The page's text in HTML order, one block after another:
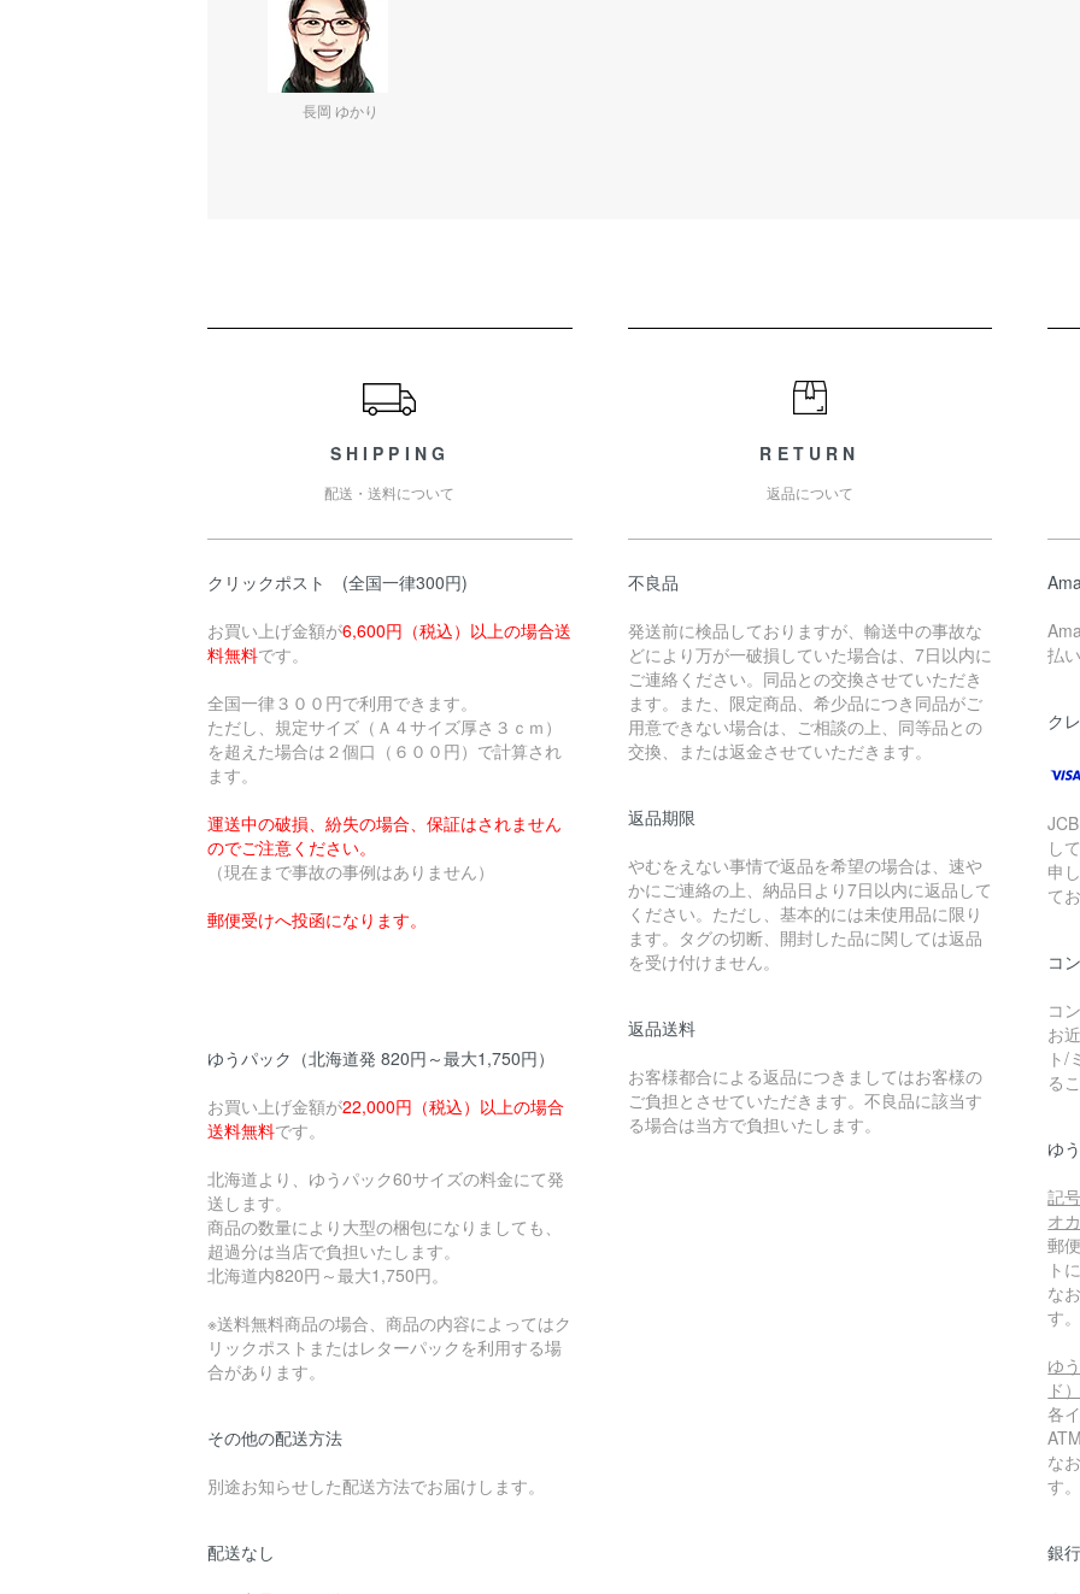
長岡 ゆかり
SHIPPING
配送・送料について
クリックポスト (全国一律300円)
お買い上げ金額が6,600円（税込）以上の場合送
料無料です。
全国一律３００円で利用できます。
ただし、規定サイズ（Ａ４サイズ厚さ３ｃｍ）
を超えた場合は２個口（６００円）で計算され
ます。
運送中の破損、紛失の場合、保証はされません
のでご注意ください。
（現在まで事故の事例はありません）
郵便受けへ投函になります。
ゆうパック（北海道発 820円～最大1,750円）
お買い上げ金額が22,000円（税込）以上の場合
送料無料です。
北海道より、ゆうパック60サイズの料金にて発
送します。
商品の数量により大型の梱包になりましても、
超過分は当店で負担いたします。
北海道内820円～最大1,750円。
※送料無料商品の場合、商品の内容によってはク
リックポストまたはレターパックを利用する場
合があります。
その他の配送方法
別途お知らせした配送方法でお届けします。
配送なし
RETURN
返品について
不良品
発送前に検品しておりますが、輸送中の事故な
どにより万が一破損していた場合は、7日以内に
ご連絡ください。同品との交換させていただき
ます。また、限定商品、希少品につき同品がご
用意できない場合は、ご相談の上、同等品との
交換、または返金させていただきます。
返品期限
やむをえない事情で返品を希望の場合は、速や
かにご連絡の上、納品日より7日以内に返品して
ください。ただし、基本的には未使用品に限り
ます。タグの切断、開封した品に関しては返品
を受け付けません。
返品送料
お客様都合による返品につきましてはお客様の
ご負担とさせていただきます。不良品に該当す
る場合は当方で負担いたします。
払
ク
し
申
て
コ
コ
お
ト/
る
ゆ
記
オ
郵
ト
な
す。
ゆ
ド
各
な
す。
銀